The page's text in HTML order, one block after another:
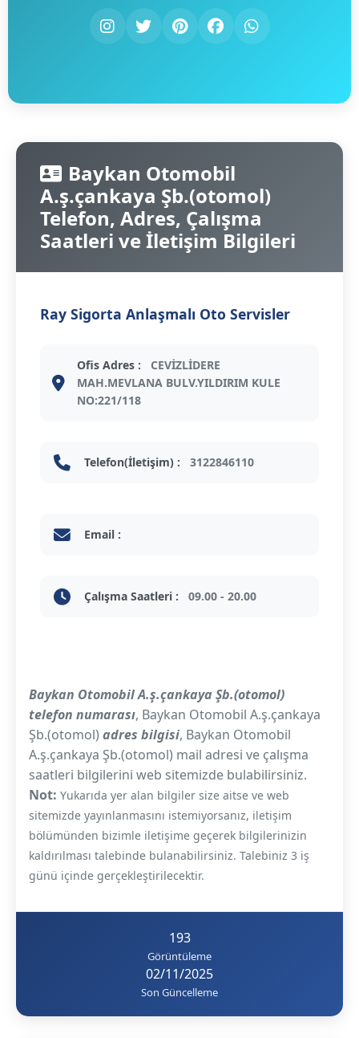
Baykan Otomobil
A.ş.çankaya Şb.(otomol)
Telefon, Adres, Çalışma
Saatleri ve İletişim Bilgileri
Ray Sigorta Anlaşmalı Oto Servisler
Ofis Adres :
CEVİZLİDERE
MAH.MEVLANA BULV.YILDIRIM KULE
NO:221/118
Telefon(İletişim) : 3122846110
Email :
Çalışma Saatleri : 09.00 - 20.00
Baykan Otomobil A.ş.çankaya Şb.(otomol)
telefon numarası, Baykan Otomobil A.ş.çankaya
Şb.(otomol) adres bilgisi, Baykan Otomobil
A.ş.çankaya Şb.(otomol) mail adresi ve çalışma
saatleri bilgilerini web sitemizde bulabilirsiniz.
Not: Yukarıda yer alan bilgiler size aitse ve web
sitemizde yayınlanmasını istemiyorsanız, iletişim
bölümünden bizimle iletişime geçerek bilgilerinizin
kaldırılması talebinde bulanabilirsiniz. Talebiniz 3 iş
günü içinde gerçekleştirilecektir.
193
Görüntüleme
02/11/2025
Son Güncelleme